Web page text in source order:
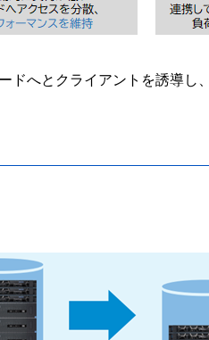
へとクライアントを誘導し